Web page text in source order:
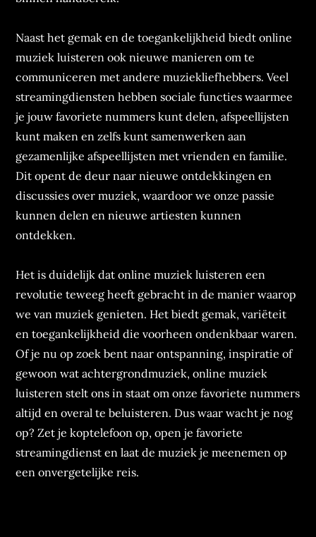
Naast het gemak en de toegankelijkheid biedt online
muziek luisteren ook nieuwe manieren om te
communiceren met andere muziekliefhebbers. Veel
streamingdiensten hebben sociale functies waarmee
je jouw favoriete nummers kunt delen, afspeellijsten
kunt maken en zelfs kunt samenwerken aan
gezamenlijke afspeellijsten met vrienden en familie.
Dit opent de deur naar nieuwe ontdekkingen en
discussies over muziek, waardoor we onze passie
kunnen delen en nieuwe artiesten kunnen
ontdekken.
Het is duidelijk dat online muziek luisteren een
revolutie teweeg heeft gebracht in de manier waarop
we van muziek genieten. Het biedt gemak, variëteit
en toegankelijkheid die voorheen ondenkbaar waren.
Of je nu op zoek bent naar ontspanning, inspiratie of
gewoon wat achtergrondmuziek, online muziek
luisteren stelt ons in staat om onze favoriete nummers
altijd en overal te beluisteren. Dus waar wacht je nog
op? Zet je koptelefoon op, open je favoriete
streamingdienst en laat de muziek je meenemen op
een onvergetelijke reis.